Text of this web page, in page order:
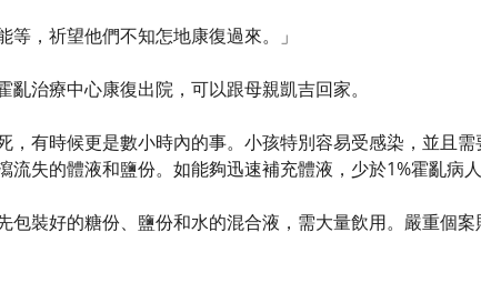
，祈望他們不知怎地康復過來。」
治療中心康復出院，可以跟母親凱吉回家。
有時候更是數小時內的事。小孩特別容易受感染，並且需
失的體液和鹽份。如能夠迅速補充體液，少於1%霍亂病人
裝好的糖份、鹽份和水的混合液，需大量飲用。嚴重個案